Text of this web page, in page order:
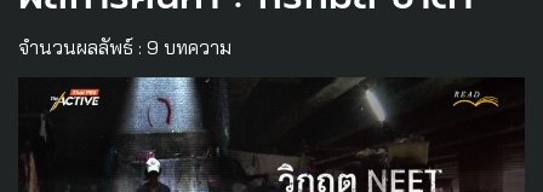
จำนวนผลลัพธ์ : 9 บทความ